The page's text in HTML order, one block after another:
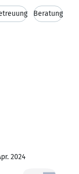
Beratung
2024